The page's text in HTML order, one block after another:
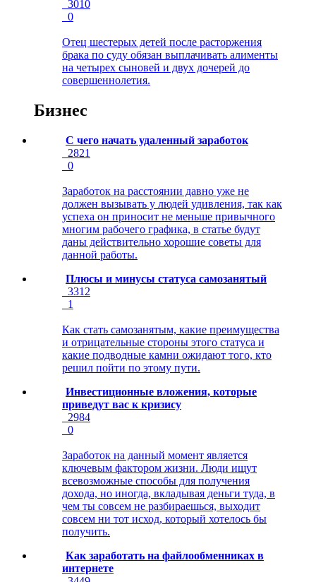
3010
0
Отец шестерых детей после расторжения
брака по суду обязан выплачивать алименты
на четырех сыновей и двух дочерей до
совершеннолетия.
Бизнес
С чего начать удаленный заработок
2821
0
Заработок на расстоянии давно уже не
должен вызывать у людей удивления, так как
успеха он приносит не меньше привычного
многим рабочего графика, в статье будут
даны действительно хорошие советы для
данной работы.
Плюсы и минусы статуса самозанятый
3312
1
Как стать самозанятым, какие преимущества
и отрицательные стороны этого статуса и
какие подводные камни ожидают того, кто
решил пойти по этому пути.
Инвестиционные вложения, которые
приведут вас к кризису
2984
0
Заработок на данный момент является
ключевым фактором жизни. Люди ищут
всевозможные способы для получения
дохода, но иногда, вкладывая деньги туда, в
чем ты совсем не разбираешься, выходит
совсем ни тот исход, который хотелось бы
получить.
Как заработать на файлообменниках в
интернете